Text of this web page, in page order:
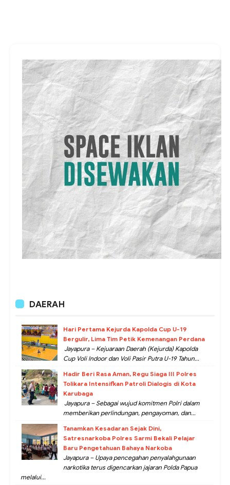
DAERAH
Hari Pertama Kejurda Kapolda Cup U-19
Bergulir, Lima Tim Petik Kemenangan Perdana
Jayapura – Kejuaraan Daerah (Kejurda) Kapolda
Cup Voli Indoor dan Voli Pasir Putra U-19 Tahun...
Hadir Beri Rasa Aman, Regu Siaga III Polres
Tolikara Intensifkan Patroli Dialogis di Kota
Karubaga
Jayapura – Sebagai wujud komitmen Polri dalam
memberikan perlindungan, pengayoman, dan...
Tanamkan Kesadaran Sejak Dini,
Satresnarkoba Polres Sarmi Bekali Pelajar
Baru Pengetahuan Bahaya Narkoba
Jayapura – Upaya pencegahan penyalahgunaan
narkotika terus digencarkan jajaran Polda Papua
melalui...